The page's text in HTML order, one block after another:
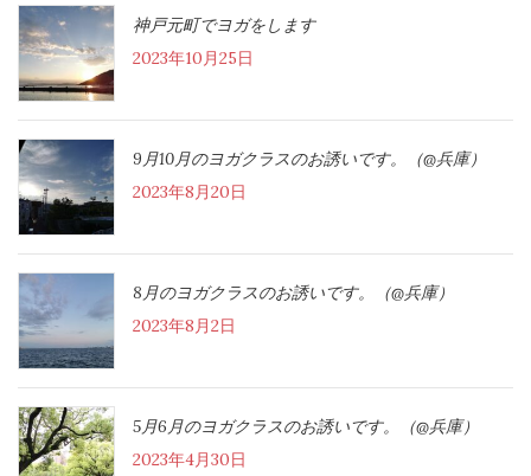
神戸元町でヨガをします
2023年10月25日
9月10月のヨガクラスのお誘いです。（@兵庫）
2023年8月20日
8月のヨガクラスのお誘いです。（@兵庫）
2023年8月2日
5月6月のヨガクラスのお誘いです。（@兵庫）
2023年4月30日